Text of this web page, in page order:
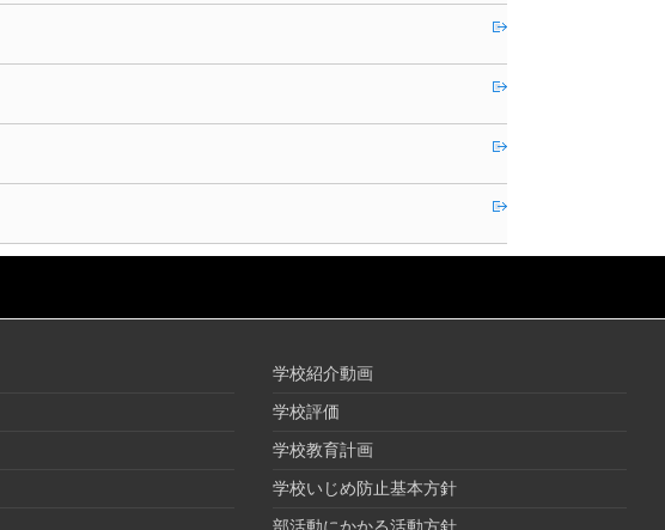
学校紹介動画
学校評価
学校教育計画
学校いじめ防止基本方針